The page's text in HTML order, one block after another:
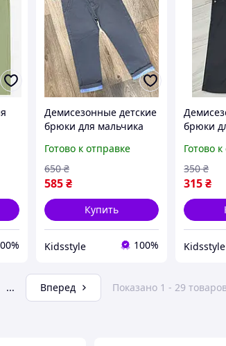
Демисезонные детские
брюки для мальчика
Готово к отправке
585₴
650 ₴
Купить
Kidsstyle 100%
брюки
Готово
315₴
350 ₴
Kidsstyle
... Вперед Показано 1 - 29